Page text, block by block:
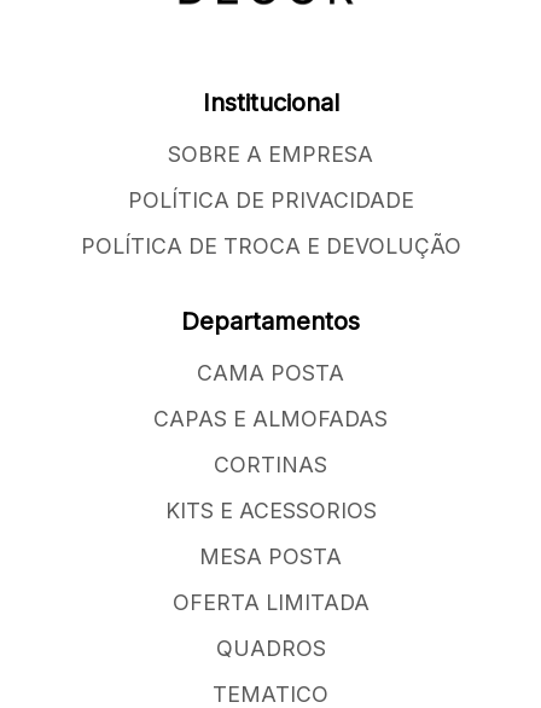
Institucional
SOBRE A EMPRESA
POLÍTICA DE PRIVACIDADE
POLÍTICA DE TROCA E DEVOLUÇÃO
Departamentos
CAMA POSTA
CAPAS E ALMOFADAS
CORTINAS
KITS E ACESSORIOS
MESA POSTA
OFERTA LIMITADA
QUADROS
TEMATICO